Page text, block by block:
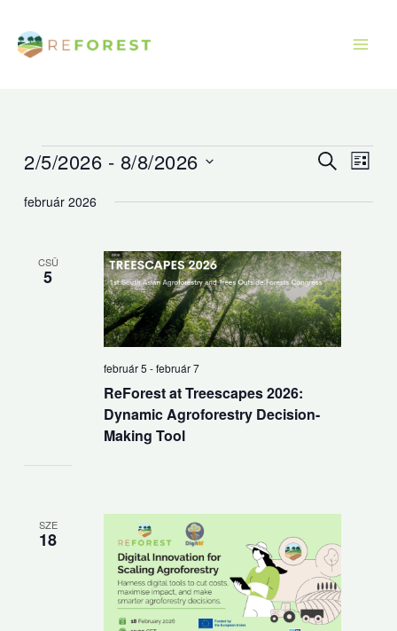
tartalomra
Események
Események
és
választás
Keresett
Lista
2/5/2026 - 8/8/2026
kiválasztása.
február 2026
CSÜ
5
ReForest at Treescapes 2026:
Dynamic Agroforestry Decision-
Making Tool
február 5 -február 7
SZE
18